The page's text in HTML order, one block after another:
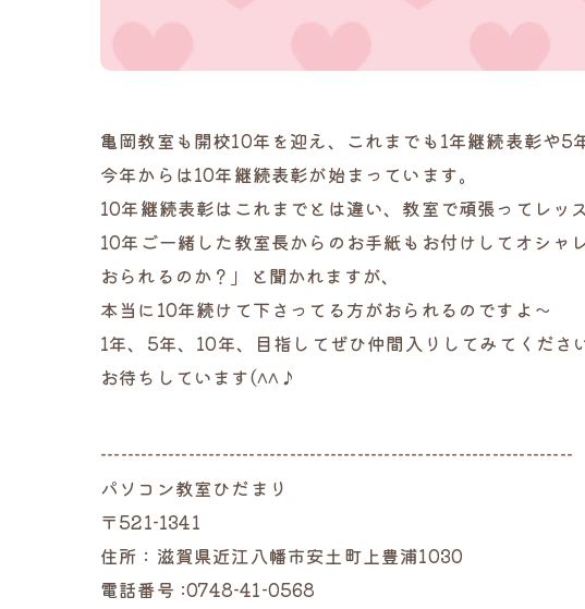
亀岡教室も開校10年を迎え、これまでも1年継続表彰や5
今年からは10年継続表彰が始まっています。
10年継続表彰はこれまでとは違い、教室で頑張ってレッ
10年ご一緒した教室長からのお手紙もお付けしてオシ
おられるのか？」と聞かれますが、
本当に10年続けて下さってる方がおられるのですよ～
1年、5年、10年、目指してぜひ仲間入りしてみてくださ
お待ちしています(^^♪
----------------------------------------------------------------------
パソコン教室ひだまり
〒521-1341
住所：滋賀県近江八幡市安土町上豊浦1030
電話番号 :0748-41-0568